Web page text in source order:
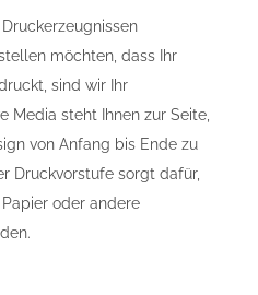
möchten, dass Ihr
sind wir Ihr
Media steht Ihnen zur Seite,
von Anfang bis Ende zu
Druckvorstufe sorgt dafür,
oder andere